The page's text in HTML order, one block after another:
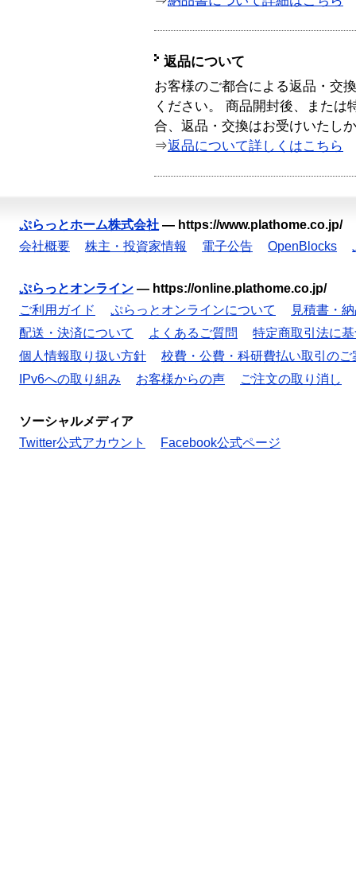
返品について
お客様のご都合による返品・交
ください。 商品開封後、または
合、返品・交換はお受けいたし
⇒返品について詳しくはこちら
ぷらっとホーム株式会社 — https://www.plathome.co.jp/
会社概要
株主・投資家情報 電子公告 OpenBlocks
ぷらっとオンライン — https://online.plathome.co.jp/
ご利用ガイド
ぷらっとオンラインについて
見積書・
配送・決済について
よくあるご質問
特定商取引法に
個人情報取り扱い方針
校費・公費・科研費払い取引のご
IPv6への取り組み
お客様からの声 ご注文の取り消し
ソーシャルメディア
Twitter公式アカウント
Facebook公式ページ